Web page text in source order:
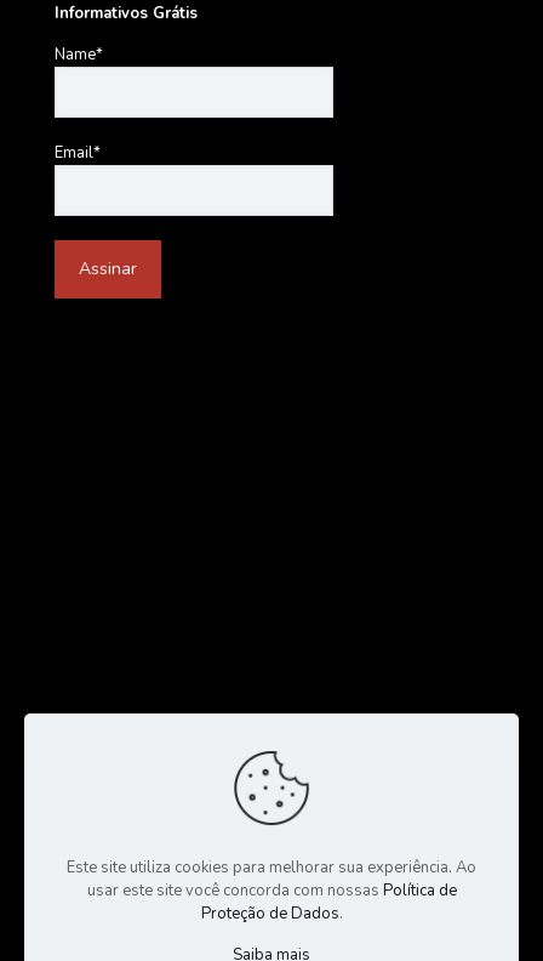
Informativos Grátis
Name*
Email*
Este site utiliza cookies para melhorar sua experiência. Ao
usar este site você concorda com nossas Política de
Proteção de Dados.
Saiba mais